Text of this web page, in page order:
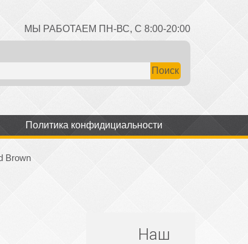
МЫ РАБОТАЕМ ПН-ВС, С 8:00-20:00
Политика конфидициальности
Brown
Наш